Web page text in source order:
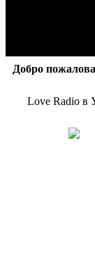
Добро
Love Radio в